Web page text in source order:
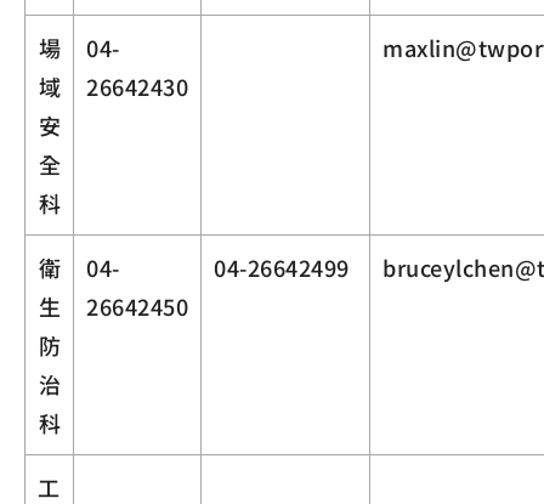
場
域
安
全
科
04-
26642430
衛
生
防
治
科
04-
26642450
04-26642499
工